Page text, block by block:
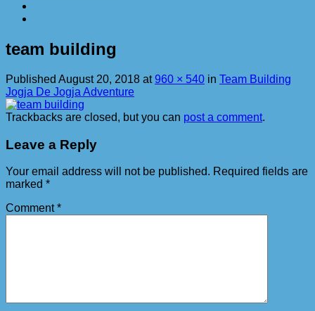
team building
Published August 20, 2018 at960 × 540 in Team Building
Jogja De Jogja Adventure
Trackbacks are closed, but you can post a comment.
Leave a Reply
Your email address will not be published. Required fields are
marked *
Comment*